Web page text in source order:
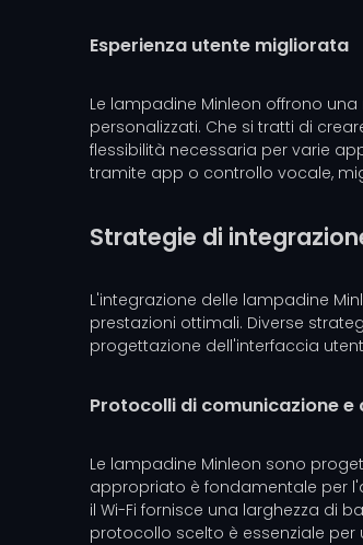
Esperienza utente migliorata
Le lampadine Minleon offrono
personalizzati. Che si tratti di
flessibilità necessaria per varie
tramite app o controllo vocale,
Strategie di
L'integrazione delle lampadine
prestazioni ottimali. Diverse
progettazione dell'interfaccia
Protocolli di comunicazione
Le lampadine Minleon sono
appropriato è fondamentale per
il Wi-Fi fornisce una larghezza di
protocollo scelto è essenziale per